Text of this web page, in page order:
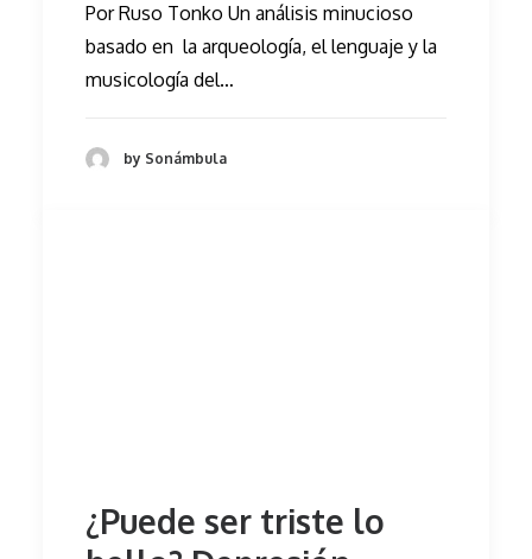
Por Ruso Tonko Un análisis minucioso
basado en la arqueología, el lenguaje y la
musicología del…
by Sonámbula
¿Puede ser triste lo